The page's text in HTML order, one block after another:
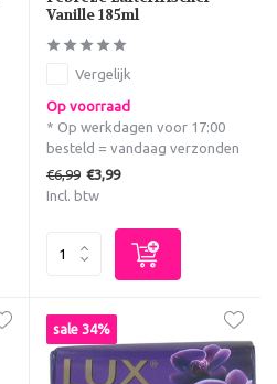
Vanille 185ml
Vergelijk
Op voorraad
* Op werkdagen voor 17:00
besteld = vandaag verzonden
€6,99 €3,99
Incl. btw
sale 34%